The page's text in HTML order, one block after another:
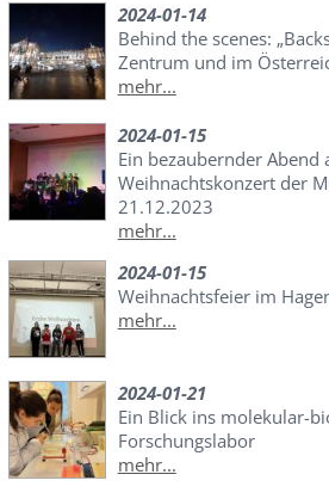
2024-01-14
Behind the scenes:
Zentrum und im
mehr...
2024-01-15
Ein bezaubernder Abend
Weihnachtskonzert der
21.12.2023
mehr...
2024-01-15
Weihnachtsfeier im
mehr...
2024-01-21
Ein Blick ins molekular-
Forschungslabor
mehr...